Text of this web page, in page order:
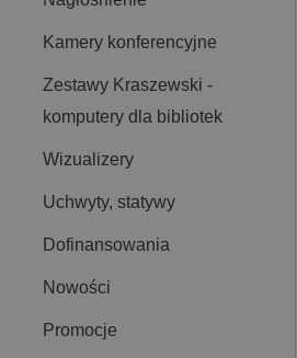
Kamery konferencyjne
Zestawy Kraszewski -
komputery dla bibliotek
Wizualizery
Uchwyty, statywy
Dofinansowania
Nowości
Promocje